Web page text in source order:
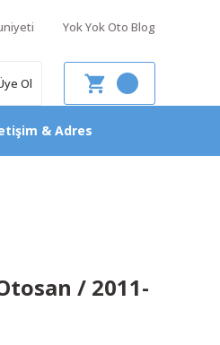
Yok Yok Oto Blog
Ol
& Adres
/ 2011-